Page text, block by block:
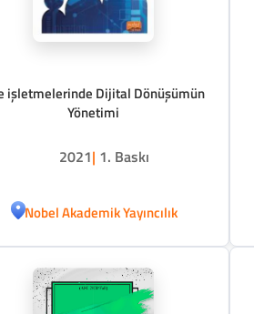
işletmelerinde Dijital Dönüşümün
Yönetimi
2021| 1. Baskı
Nobel Akademik Yayıncılık